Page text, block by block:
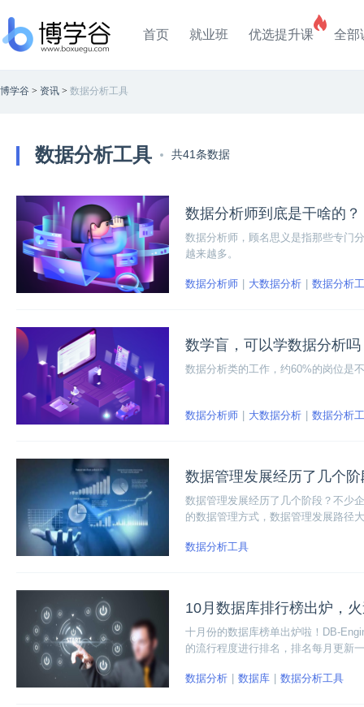
首页 就业班 优选提升课 全部
博学谷 > 资讯 > 数据分析工具
数据分析工具 共41条数据
数据分析师到底是干啥的？
数据分析师，顾名思义是指那些专门
越来越多。
数据分析师 大数据分析 数据分析
数学盲，可以学数据分析吗
数据分析类的工作，约60%的岗位是
数据分析师 大数据分析 数据分析
数据管理发展经历了几个阶
数据管理发展经历了几个阶段？不少
的数据管理方式，数据管理发展路径
数据分析工具
10月数据库排行榜出炉，
十月份的数据库榜单出炉啦！DB-
的流行程度进行排名，排名每月更新
数据分析
数据库 数据分析工具